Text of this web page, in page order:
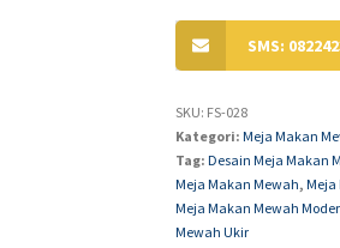
SMS:
SKU: FS-028
Kategori:Meja Makan
Tag:Desain Meja Makan
Meja Makan Mewah,
Meja Makan Mewah
Mewah Ukir